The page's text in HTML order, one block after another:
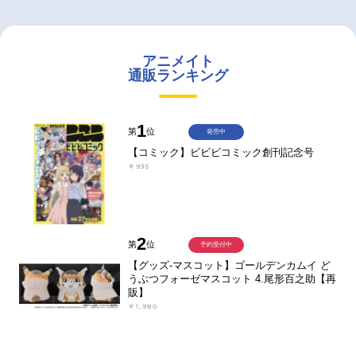
アニメイト
通販ランキング
第1位
【コミック】ビビビコミック創刊記念号
￥935
発売中
第2位
【グッズ-マスコット】ゴールデンカムイ ど
うぶつフォーゼマスコット 4.尾形百之助【再
販】
￥1,980
予約受付中